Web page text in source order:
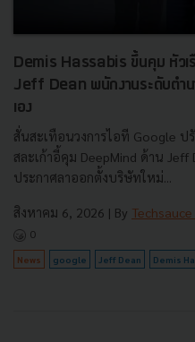
Demis Hassabis ขึ้นคุม หัว
Jeff Dean พนักงานระดับตำ
เอง
สั่นสะเทือนวงการไอที Google
สละเก้าอี้คุม DeepMind ด้าน
ประกาศลาออกตั้งบริษัทใหม่...
สิงหาคม 6, 2026 | By
0
News google Jeff Dean Demis